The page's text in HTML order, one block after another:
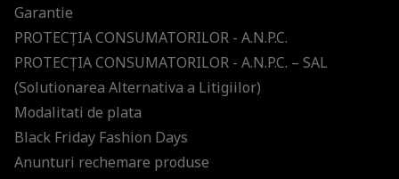
Garantie
PROTECŢIA CONSUMATORILOR - A.N.P.C.
PROTECŢIA CONSUMATORILOR - A.N.P.C. – SAL
(Solutionarea Alternativa a Litigiilor)
Modalitati de plata
Black Friday Fashion Days
Anunturi rechemare produse